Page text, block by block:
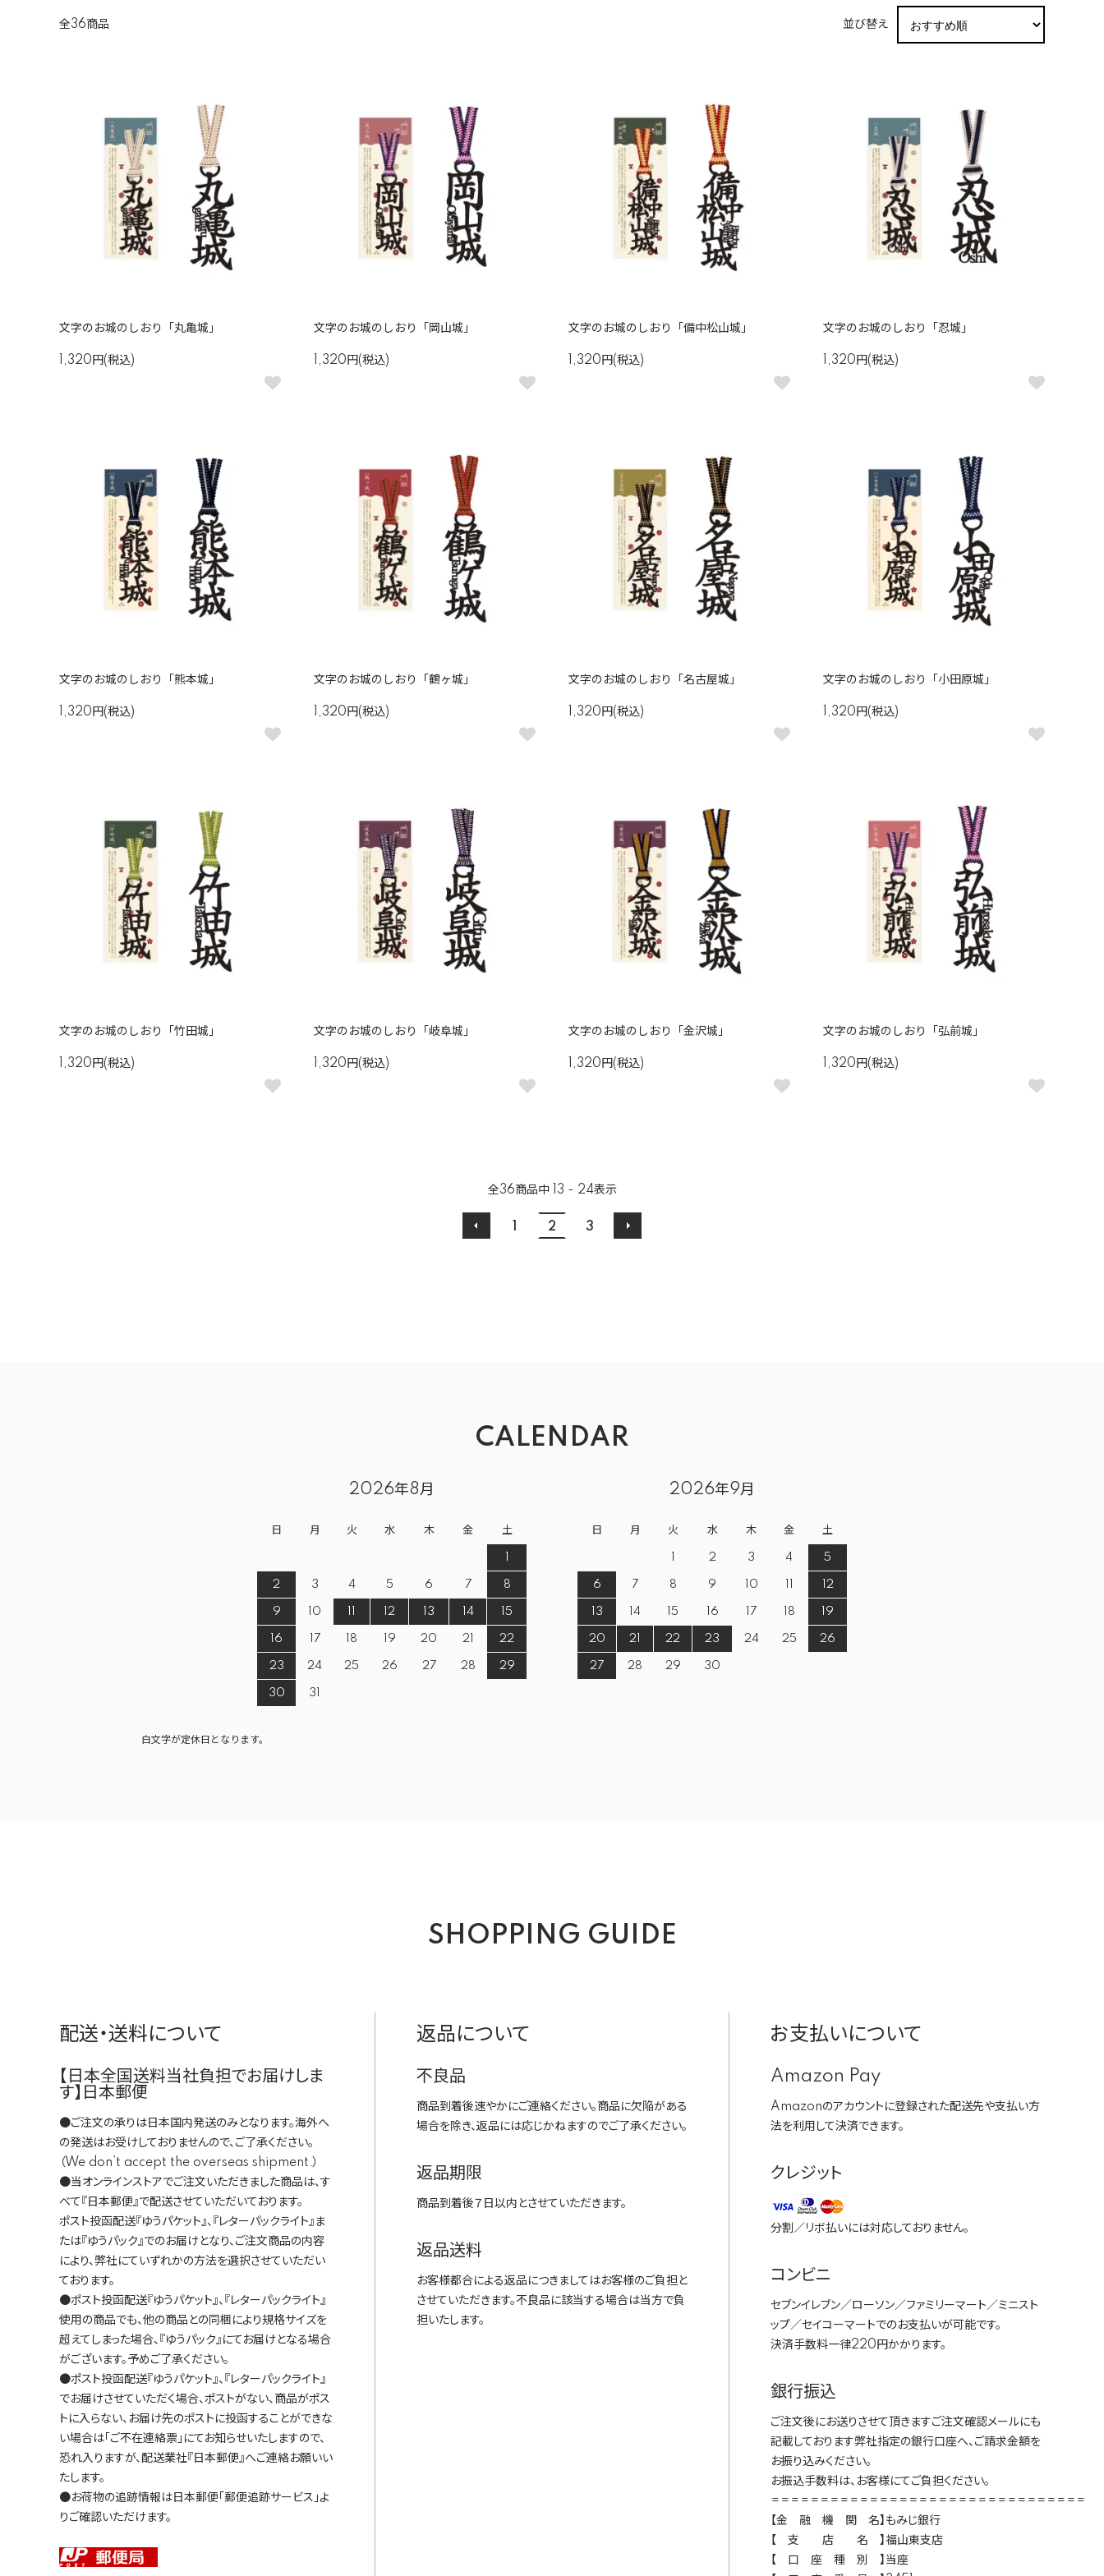
全36商品 並び替え
文字のお城のしおり「丸亀城」
1,320円(税込)
文字のお城のしおり「岡山城」
1,320円(税込)
文字のお城のしおり「備中松山城」
1,320円(税込)
文字のお城のしおり「忍城」
1,320円(税込)
文字のお城のしおり「熊本城」
1,320円(税込)
文字のお城のしおり「鶴ヶ城」
1,320円(税込)
文字のお城のしおり「名古屋城」
1,320円(税込)
文字のお城のしおり「小田原城」
1,320円(税込)
文字のお城のしおり「竹田城」
1,320円(税込)
文字のお城のしおり「岐阜城」
1,320円(税込)
文字のお城のしおり「金沢城」
1,320円(税込)
文字のお城のしおり「弘前城」
1,320円(税込)
全36商品中 13 - 24表示
2 3
CALENDAR
2026年8月
日 月 火 水 木 金 土
2 3 4 5 6 7 8
9 10 12 13 14 15
16 17 18 19 20 21 22
23 24 25 26 27 28 29
30 31
2026年9月
日 月 火 水 木 金 土
2 3 4 5
6 7 8 9 10 12
13 14 15 16 17 18 19
20 21 22 23 24 25 26
27 28 29 30
白文字が定休日となります。
SHOPPING GUIDE
配送・送料について
【日本全国送料当社負担でお届けしま
す】日本郵便
●ご注文の承りは日本国内発送のみとなります。海外へ
の発送はお受けしておりませんので、ご了承ください。
（We don’t accept the overseas shipment.）
●当オンラインストアでご注文いただきました商品は、す
べて『日本郵便』で配送させていただいております。
ポスト投函配送『ゆうパケット』、『レターパックライト』ま
たは『ゆうパック』でのお届けとなり、ご注文商品の内容
により、弊社にていずれかの方法を選択させていただい
ております。
●ポスト投函配送『ゆうパケット』、『レターパックライト』
使用の商品でも、他の商品との同梱により規格サイズを
超えてしまった場合、『ゆうパック』にてお届けとなる場合
がございます。予めご了承ください。
●ポスト投函配送『ゆうパケット』、『レターパックライト』
でお届けさせていただく場合、ポストがない、商品がポス
トに入らない、お届け先のポストに投函することができな
い場合は「ご不在連絡票」にてお知らせいたしますので、
恐れ入りますが、配送業社『日本郵便』へご連絡お願いい
たします。
●お荷物の追跡情報は日本郵便「郵便追跡サービス」よ
りご確認いただけます。
返品について
不良品
商品到着後速やかにご連絡ください。商品に欠陥がある
場合を除き、返品には応じかねますのでご了承ください。
返品期限
商品到着後７日以内とさせていただきます。
返品送料
お客様都合による返品につきましてはお客様のご負担と
させていただきます。不良品に該当する場合は当方で負
担いたします。
お支払いについて
Amazon Pay
Amazonのアカウントに登録された配送先や支払い方
法を利用して決済できます。
クレジット
分割／リボ払いには対応しておりません。
コンビニ
セブンイレブン／ローソン／ファミリーマート／ミニスト
ップ／セイコーマートでのお支払いが可能です。
決済手数料一律220円かかります。
銀行振込
ご注文後にお送りさせて頂きますご注文確認メールにも
記載しております弊社指定の銀行口座へ、ご請求金額を
お振り込みください。
お振込手数料は、お客様にてご負担ください。
================================
【金 融 機 関 名】もみじ銀行
【 支 店 名 】福山東支店
【 口 座 種 別 】当座